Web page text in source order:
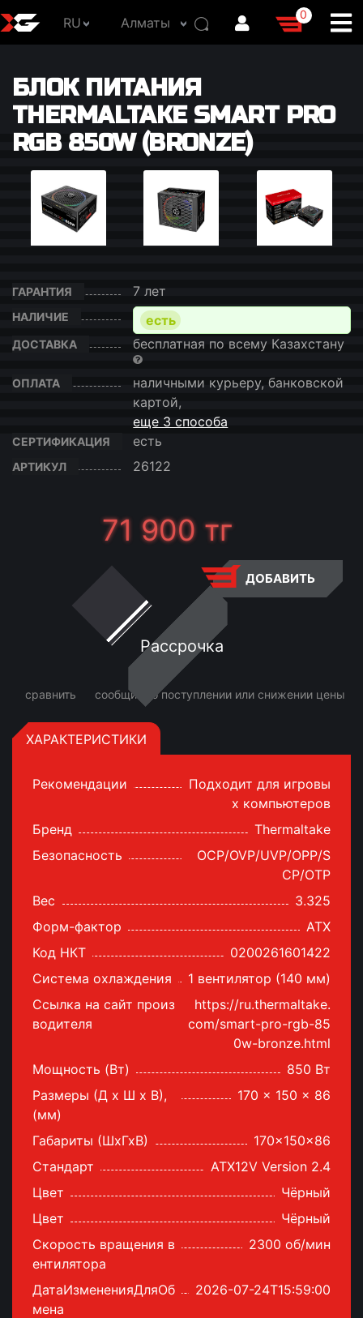
RU Алматы
0
БЛОК ПИТАНИЯ
THERMALTAKE SMART PRO
RGB 850W (BRONZE)
ГАРАНТИЯ 7 лет
НАЛИЧИЕ есть
ДОСТАВКА бесплатная по всему Казахстану
ОПЛАТА
наличными курьеру, банковской
картой,
еще 3 способа
СЕРТИФИКАЦИЯ есть
АРТИКУЛ 26122
71 900тг
ДОБАВИТЬ
Рассрочка
сравнить сообщить о поступлении или снижении цены
ХАРАКТЕРИСТИКИ
Рекомендации
Подходит для игровы
х компьютеров
Бренд
Thermaltake
Безопасность
OCP/OVP/UVP/OPP/S
CP/OTP
Вес
3.325
Форм-фактор
ATX
Код НКТ
0200261601422
Система охлаждения
1 вентилятор (140 мм)
Ссылка на сайт произ
водителя
https://ru.thermaltake.
com/smart-pro-rgb-85
0w-bronze.html
Мощность (Bт)
850 Вт
Размеры (Д x Ш x В),
(мм)
170 x 150 x 86
Габариты (ШхГхВ)
170x150x86
Стандарт
ATX12V Version 2.4
Цвет
Чёрный
Цвет
Чёрный
Скорость вращения в
ентилятора
2300 об/мин
ДатаИзмененияДляОб
мена
2026-07-24T15:59:00